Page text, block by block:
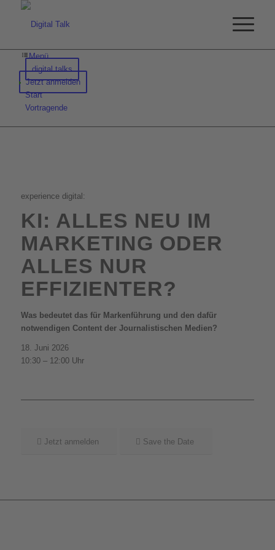
Menü
digital talks
Jetzt anmelden
Start
Vortragende
experience digital:
KI: ALLES NEU IM
MARKETING ODER
ALLES NUR
EFFIZIENTER?
Was bedeutet das für Markenführung und den dafür
notwendigen Content der Journalistischen Medien?
18. Juni 2026
10:30 – 12:00 Uhr
Jetzt anmelden Save the Date